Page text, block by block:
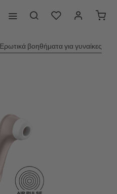
Ερωτικά βοηθήματα για γυναίκες